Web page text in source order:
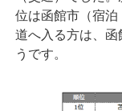
位は函館市（宿
道へ入る方は、
うです。